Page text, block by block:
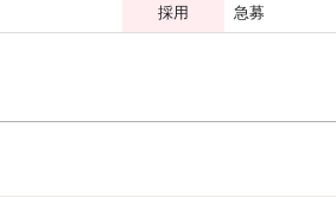
採用 急募